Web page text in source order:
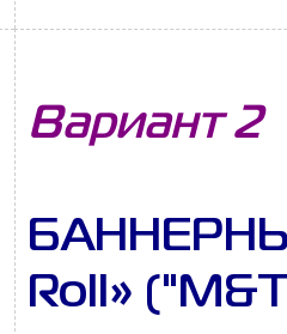
Вариант 2
Roll»